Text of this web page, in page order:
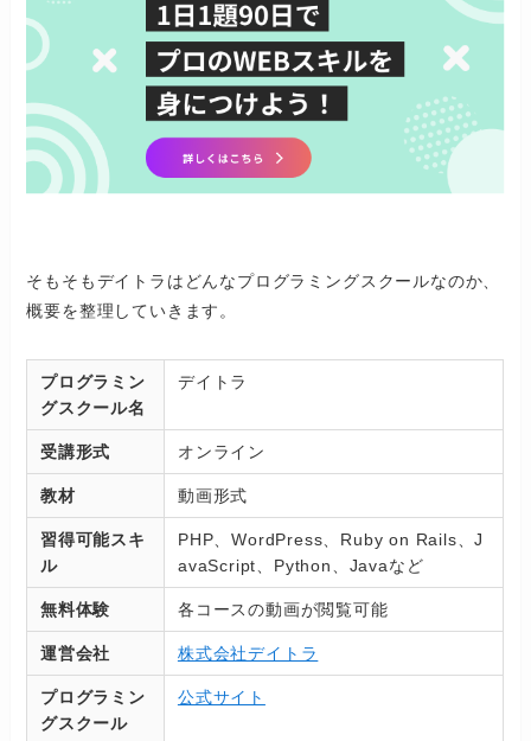
そもそもデイトラはどんなプログラミングスクールなのか、
概要を整理していきます。
プログラミン
グスクール名
デイトラ
受講形式 オンライン
教材 動画形式
習得可能スキ
ル
PHP、WordPress、Ruby on Rails、J
avaScript、Python、Javaなど
無料体験 各コースの動画が閲覧可能
運営会社 株式会社デイトラ
プログラミン
グスクール
公式サイト